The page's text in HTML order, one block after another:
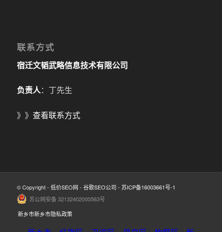
联系方式
宿迁文韬武略信息技术有限公司
负责人：丁先生
》》 查看联系方式
© Copyright - 低价SEO网 - 谷歌SEO公司 - 苏ICP备16003661号-1
苏公网安备 32132402000563号
新乡市新乡市隐私政策